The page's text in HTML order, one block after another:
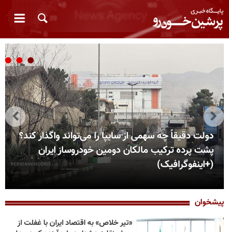
دولت دقیقاً چه سهمی از سایپا را می‌تواند واگذار کند؟
پشت پرده ترکیب مالکان دومین خودروساز ایران
(+اینفوگرافیک)
پیشخوان
«تیر خلاص» به اقتصاد ایران با غفلت از